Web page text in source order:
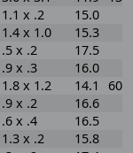
1.1 x .2
15.0
1.4 x 1.0
15.3
.5 x .2
17.5
.9 x .3
16.0
1.8 x 1.2 14.1
.9 x .2
16.6
.6 x .4
16.5
1.3 x .2
15.8